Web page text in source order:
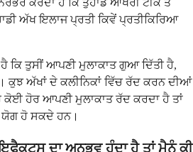
ਕਰਦਾ ਹੈ ਕਿ ਤੁਹਾਡੇ ਆਖਰੀ ਟੀਕੇ ਤੋਂ
ਅੱਖ ਇਲਾਜ ਪ੍ਰਤੀ ਕਿਵੇਂ ਪ੍ਰਤੀਕਿਰਿਆ
ਹੈ ਕਿ ਤੁਸੀਂ ਆਪਣੀ ਮੁਲਾਕਾਤ ਗੁਆ ​​ਦਿੱਤੀ ਹੈ,
ਕੁਝ ਅੱਖਾਂ ਦੇ ਕਲੀਨਿਕਾਂ ਵਿੱਚ ਰੱਦ ਕਰਨ ਦੀਆਂ
ਹੋਰ ਆਪਣੀ ਮੁਲਾਕਾਤ ਰੱਦ ਕਰਦਾ ਹੈ ਤਾਂ
ਯੋਗ ਹੋ ਸਕਦੇ ਹਨ।
ਦਾ ਅਨੁਭਵ ਹੁੰਦਾ ਹੈ ਤਾਂ ਮੈਨੂੰ ਕੀ